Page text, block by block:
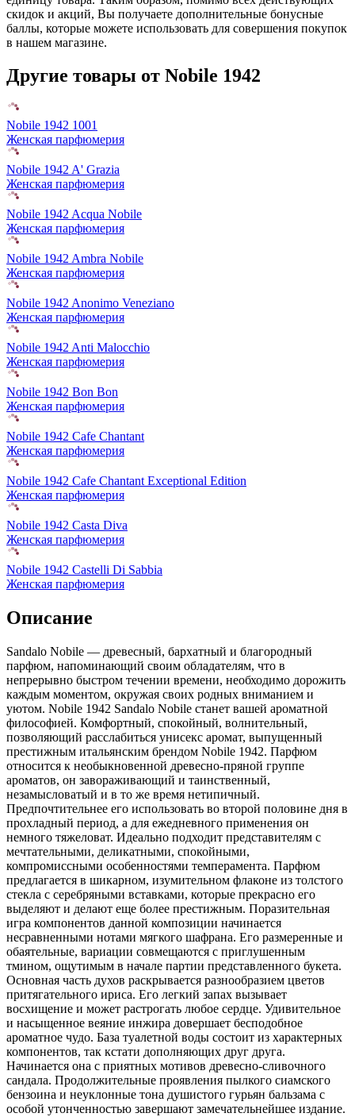
скидок и акций, Вы получаете дополнительные бонусные
баллы, которые можете использовать для совершения покупок
в нашем магазине.
Другие товары от Nobile 1942
Nobile 1942 1001
Женская парфюмерия
Nobile 1942 A' Grazia
Женская парфюмерия
Nobile 1942 Acqua Nobile
Женская парфюмерия
Nobile 1942 Ambra Nobile
Женская парфюмерия
Nobile 1942 Anonimo Veneziano
Женская парфюмерия
Nobile 1942 Anti Malocchio
Женская парфюмерия
Nobile 1942 Bon Bon
Женская парфюмерия
Nobile 1942 Cafe Chantant
Женская парфюмерия
Nobile 1942 Cafe Chantant Exceptional Edition
Женская парфюмерия
Nobile 1942 Casta Diva
Женская парфюмерия
Nobile 1942 Castelli Di Sabbia
Женская парфюмерия
Описание
Sandalo Nobile — древесный, бархатный и благородный
парфюм, напоминающий своим обладателям, что в
непрерывно быстром течении времени, необходимо дорожить
каждым моментом, окружая своих родных вниманием и
уютом. Nobile 1942 Sandalo Nobile станет вашей ароматной
философией. Комфортный, спокойный, волнительный,
позволяющий расслабиться унисекс аромат, выпущенный
престижным итальянским брендом Nobile 1942. Парфюм
относится к необыкновенной древесно-пряной группе
ароматов, он завораживающий и таинственный,
незамысловатый и в то же время нетипичный.
Предпочтительнее его использовать во второй половине дня в
прохладный период, а для ежедневного применения он
немного тяжеловат. Идеально подходит представителям с
мечтательными, деликатными, спокойными,
компромиссными особенностями темперамента. Парфюм
предлагается в шикарном, изумительном флаконе из толстого
стекла с серебряными вставками, которые прекрасно его
выделяют и делают еще более престижным. Поразительная
игра компонентов данной композиции начинается
несравненными нотами мягкого шафрана. Его размеренные и
обаятельные, вариации совмещаются с приглушенным
тмином, ощутимым в начале партии представленного букета.
Основная часть духов раскрывается разнообразием цветов
притягательного ириса. Его легкий запах вызывает
восхищение и может растрогать любое сердце. Удивительное
и насыщенное веяние инжира довершает бесподобное
ароматное чудо. База туалетной воды состоит из характерных
компонентов, так кстати дополняющих друг друга.
Начинается она с приятных мотивов древесно-сливочного
сандала. Продолжительные проявления пылкого сиамского
бензоина и неуклонные тона душистого гурьян бальзама с
особой утонченностью завершают замечательнейшее издание.